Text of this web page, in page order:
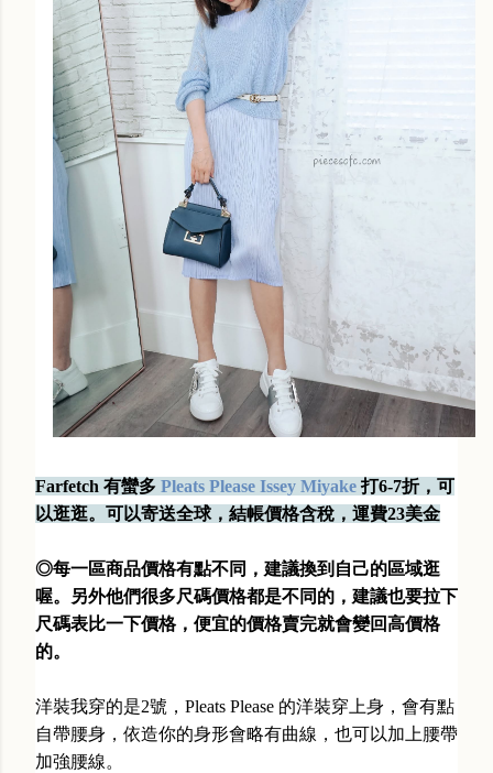
Farfetch 有蠻多 Pleats Please Issey Miyake打6-7折，可
以逛逛。可以寄送全球，結帳價格含稅，運費23美金
◎每一區商品價格有點不同，建議換到自己的區域逛
喔。另外他們很多尺碼價格都是不同的，建議也要拉下
尺碼表比一下價格，便宜的價格賣完就會變回高價格
的。
洋裝我穿的是2號，Pleats Please 的洋裝穿上身，會有點
自帶腰身，依造你的身形會略有曲線，也可以加上腰帶
加強腰線。